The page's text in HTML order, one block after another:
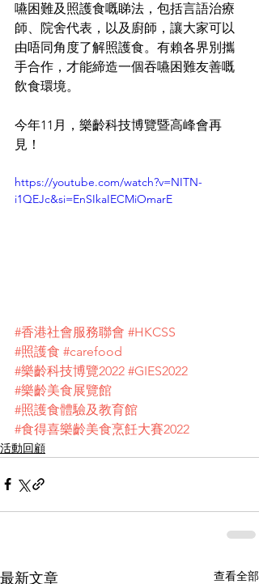
嚥困難及照護食嘅睇法，包括言語治療
師、院舍代表，以及廚師，讓大家可以
由唔同角度了解照護食。有賴各界別攜
手合作，才能締造一個吞嚥困難友善嘅
飲食環境。
今年11月，樂齡科技博覽暨高峰會再
見！
https://youtube.com/watch?v=NITN-
i1QEJc&si=EnSIkaIECMiOmarE
#香港社會服務聯會 #HKCSS
#照護食 #carefood
#樂齡科技博覽2022 #GIES2022
#樂齡美食展覽館
#照護食體驗及教育館
#食得喜樂齡美食烹飪大賽2022
活動回顧
最新文章 查看全部